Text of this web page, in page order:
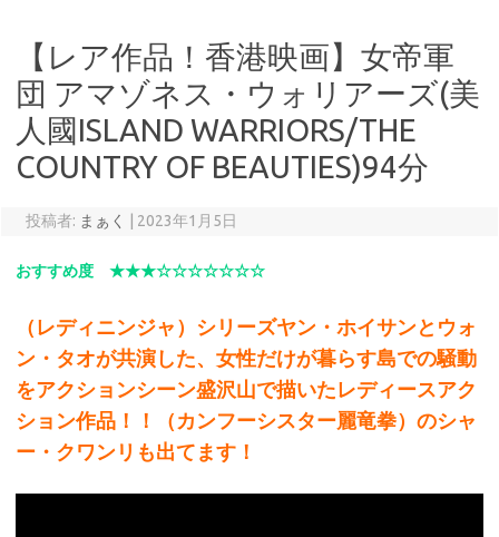
【レア作品！香港映画】女帝軍
団 アマゾネス・ウォリアーズ(美
人國ISLAND WARRIORS/THE
COUNTRY OF BEAUTIES)94分
投稿者: まぁく 2023年1月5日
おすすめ度 ★★★☆☆☆☆☆☆☆
（レディニンジャ）シリーズヤン・ホイサンとウォ
ン・タオが共演した、女性だけが暮らす島での騒動
をアクションシーン盛沢山で描いたレディースアク
ション作品！！（カンフーシスター麗竜拳）のシャ
ー・クワンリも出てます！